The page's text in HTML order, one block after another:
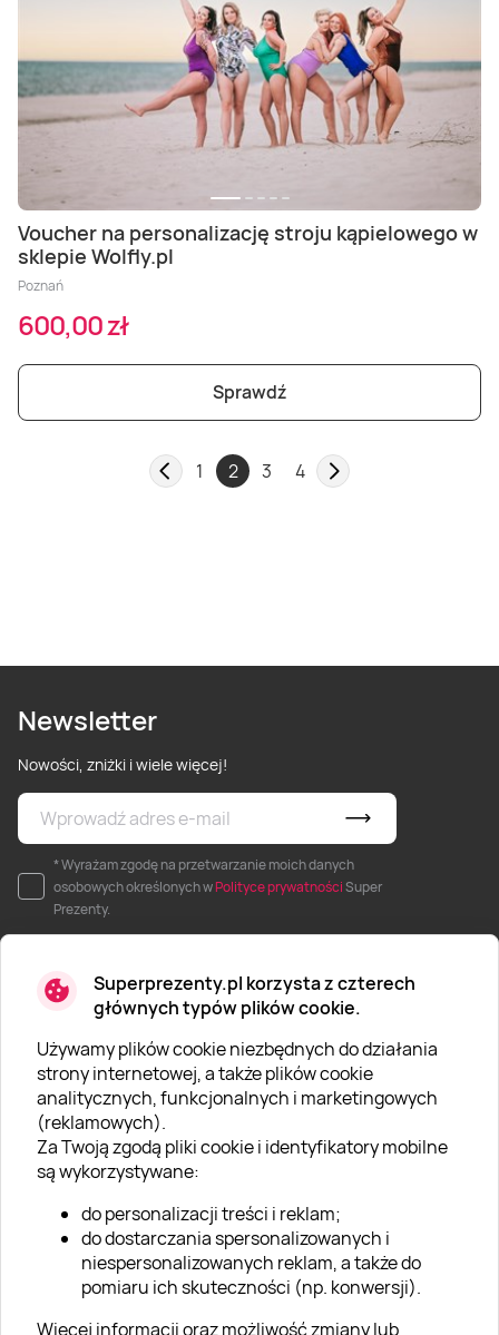
Superprezenty.pl korzysta z czterech
głównych typów plików cookie.
Używamy plików cookie niezbędnych do działania
strony internetowej, a także plików cookie
analitycznych, funkcjonalnych i marketingowych
(reklamowych).
Za Twoją zgodą pliki cookie i identyfikatory mobilne
są wykorzystywane:
do personalizacji treści i reklam;
do dostarczania spersonalizowanych i
niespersonalizowanych reklam, a także do
pomiaru ich skuteczności (np. konwersji).
Więcej informacji oraz możliwość zmiany lub
Voucher na personalizację stroju kąpielowego w
sklepie Wolfly.pl
Poznań
600,00 zł
Sprawdź
1 2 3 4
Newsletter
Nowości, zniżki i wiele więcej!
* Wyrażam zgodę na przetwarzanie moich danych
osobowych określonych wPolityce prywatnościSuper
Prezenty.
O SUPERPREZENTY
O nas
Aktualności
Kariera w Super Prezentach
Klub Lojalnościowy